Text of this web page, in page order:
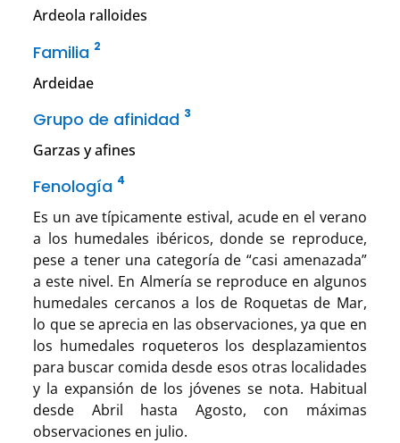
Ardeola ralloides
Familia 2
Ardeidae
Grupo de afinidad 3
Garzas y afines
Fenología 4
Es un ave típicamente estival, acude en el verano
a los humedales ibéricos, donde se reproduce,
pese a tener una categoría de “casi amenazada”
a este nivel. En Almería se reproduce en algunos
humedales cercanos a los de Roquetas de Mar,
lo que se aprecia en las observaciones, ya que en
los humedales roqueteros los desplazamientos
para buscar comida desde esos otras localidades
y la expansión de los jóvenes se nota. Habitual
desde Abril hasta Agosto, con máximas
observaciones en julio.